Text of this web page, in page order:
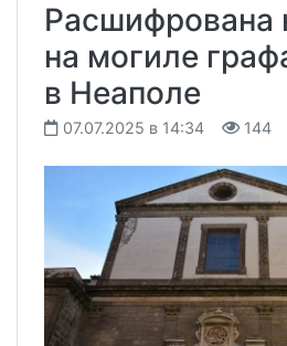
Расшифрована
на могиле
в Неаполе
07.07.2025 в 14:34 144